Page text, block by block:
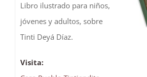
Libro ilustrado para niños,
jóvenes y adultos, sobre
Tinti Deyá Díaz.
Visita: